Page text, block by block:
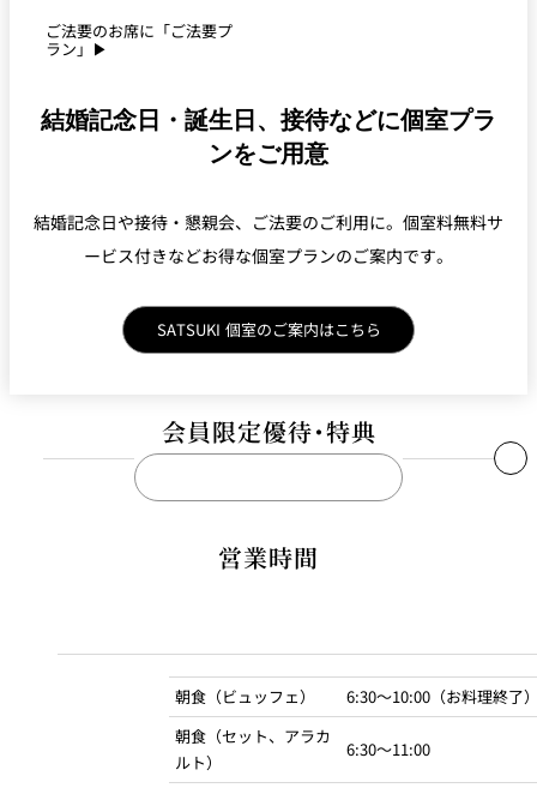
ストロベリージンジャー Strawberry Ginger Ale
小松菜ジンジャー
Ale
キッズリンゴジュース
Apple juice
※別途、サービス料を加算させていただきます。
ご法要のお席に「ご法要プ
ラン」▶
結婚記念日・誕生日、接待などに個室プラ
ンをご用意
結婚記念日や接待・懇親会、ご法要のご利用に。個室料無料サ
ービス付きなどお得な個室プランのご案内です。
SATSUKI 個室のご案内はこちら
会員限定優待・特典
NEW
ニューオータニクラブ会員優待・特典
スーパースイーツビュッフェ会員限定優待料金
アラカルトご飲食代 サービス料50％優待
New Otani Clubポイント加算
営業時間
朝食（ビュッフェ）
6:30～10:00（お料理終了
朝食（セット、アラカ
ルト）
6:30～11:00